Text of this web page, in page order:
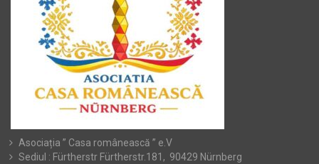
Asociația ” Casa românească ” e.V
Sediul : Fürtherstr Fürtherstr.181, 90429 Nürnberg